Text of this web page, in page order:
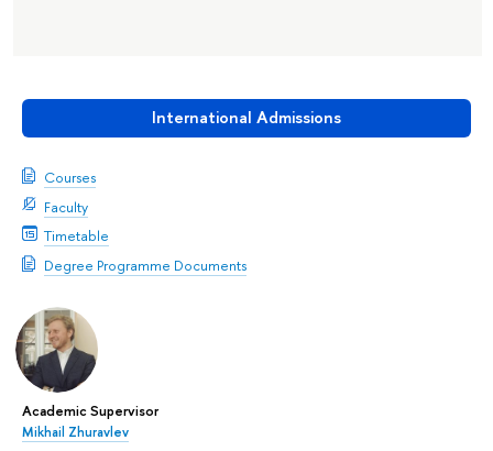
International Admissions
Courses
Faculty
Timetable
Degree Programme Documents
Academic Supervisor
Mikhail Zhuravlev